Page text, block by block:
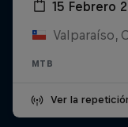
15 Febrero
Valparaíso,
MTB
Ver la